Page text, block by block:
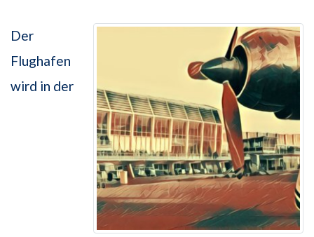
Der
Flughafen
wird in der